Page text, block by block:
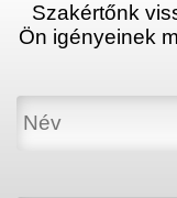
Szakértőnk
Ön igényeinek